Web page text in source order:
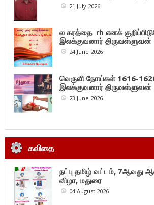
21 July 2026
ல கரத்தை rh எனக்
இலக்குவனார் திருவள்ளுவன்
24 June 2026
வெருளி நோய்கள் 1616-
இலக்குவனார் திருவள்ளுவன்
23 June 2026
கவிதை
நட்பு தமிழ் வட்டம், 7ஆவது
விழா, மதுரை
04 August 2026